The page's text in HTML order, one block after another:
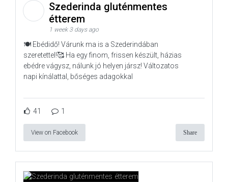
Szederinda gluténmentes
étterem
1 week 3 days ago
🍽️ Ebédidő! Várunk ma is a Szederindában
szeretettel!🥰 Ha egy finom, frissen készült, házias
ebédre vágysz, nálunk jó helyen jársz! Változatos
napi kínálattal, bőséges adagokkal
41 1
View on Facebook Share